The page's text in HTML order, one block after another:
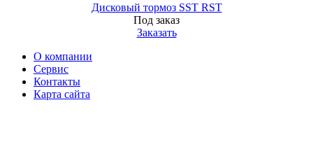
Дисковый тормоз SST RST
Под заказ
Заказать
О компании
Сервис
Контакты
Карта сайта